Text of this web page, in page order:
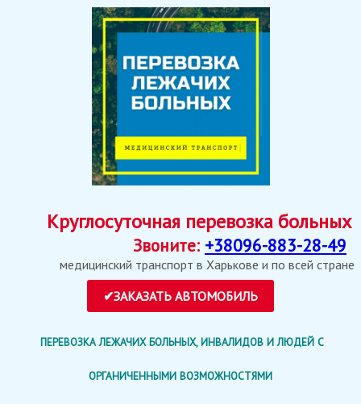
Круглосуточная перевозка больных
Звоните: +38096-883-28-49
медицинский транспорт в Харькове и по всей стране
ПЕРЕВОЗКА ЛЕЖАЧИХ БОЛЬНЫХ, ИНВАЛИДОВ И ЛЮДЕЙ С
ОРГАНИЧЕННЫМИ ВОЗМОЖНОСТЯМИ